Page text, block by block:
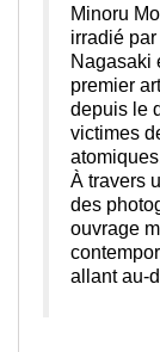
Minoru
irradié
Nagasaki
premier
depuis le
victimes
À travers
des
ouvrage
allant au-